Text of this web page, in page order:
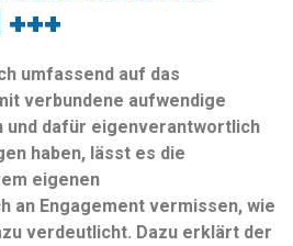
umfassend auf das
verbundene aufwendige
und dafür eigenverantwortlich
haben, lässt es die
eigenen
an Engagement vermissen, wie
verdeutlicht. Dazu erklärt der